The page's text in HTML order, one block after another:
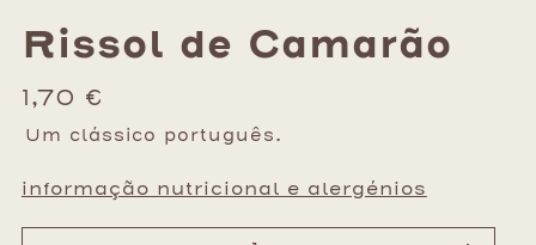
Rissol de Camarão
1,70 €
Um clássico português.
informação nutricional e alergénios